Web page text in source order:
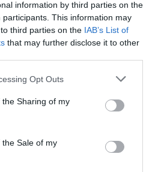
information by third parties on the
participants. This information may
third parties on the IAB’s List of
that may further disclose it to other
Opt Outs
Sharing of my
Sale of my
cu o viteză foarte mare,
oră.
într-un copac și a murit
ani se ciocnește de un
un accident cu